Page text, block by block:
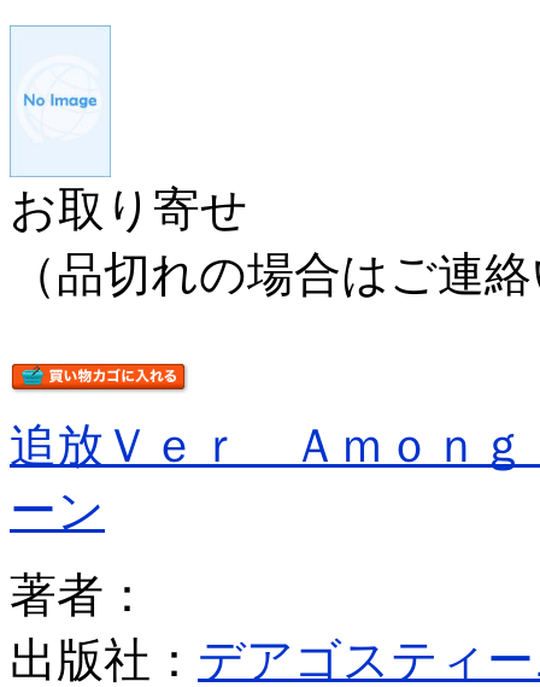
お取り寄せ
（品切れの場合はご連
追放Ｖｅｒ Ａｍｏｎ
ーン
著者：
出版社： デアゴスティ